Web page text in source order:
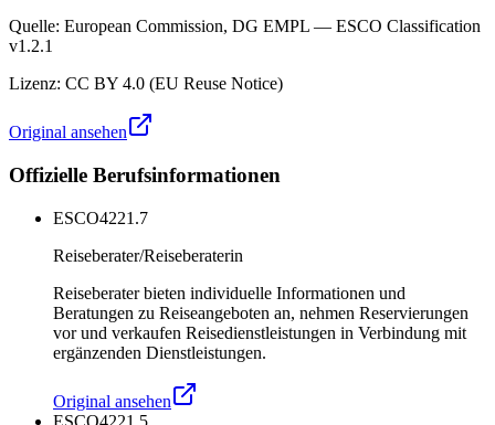
Quelle: European Commission, DG EMPL — ESCO Classification
v1.2.1
Lizenz: CC BY 4.0 (EU Reuse Notice)
Original ansehen
Offizielle Berufsinformationen
ESCO4221.7
Reiseberater/Reiseberaterin
Reiseberater bieten individuelle Informationen und
Beratungen zu Reiseangeboten an, nehmen Reservierungen
vor und verkaufen Reisedienstleistungen in Verbindung mit
ergänzenden Dienstleistungen.
Original ansehen
ESCO4221.5